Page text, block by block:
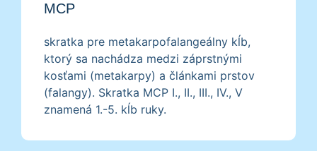
MCP
skratka pre metakarpofalangeálny kĺb,
ktorý sa nachádza medzi záprstnými
kosťami (metakarpy) a článkami prstov
(falangy). Skratka MCP I., II., III., IV., V
znamená 1.-5. kĺb ruky.